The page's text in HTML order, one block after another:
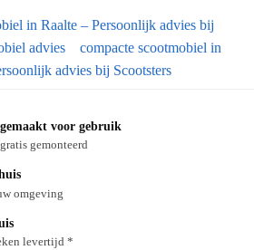
in Raalte – Persoonlijk advies bij
advies
compacte scootmobiel in
advies bij Scootsters
voor gebruik
gemonteerd
omgeving
levertijd *